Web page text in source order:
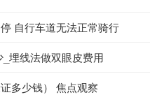
自行车道无法正常骑行
埋线法做双眼皮费用
多少钱） 焦点观察